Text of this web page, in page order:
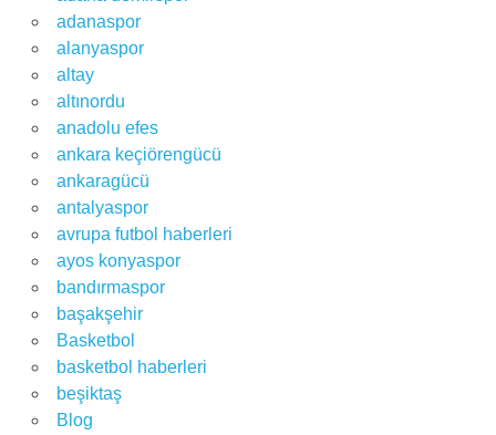
adanaspor
alanyaspor
altay
altınordu
anadolu efes
ankara keçiörengücü
ankaragücü
antalyaspor
avrupa futbol haberleri
ayos konyaspor
bandırmaspor
başakşehir
Basketbol
basketbol haberleri
beşiktaş
Blog